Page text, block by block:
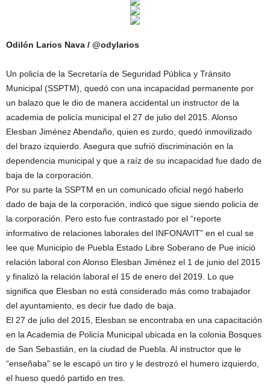
Odilón Larios Nava / @odylarios
Un policía de la Secretaría de Seguridad Pública y Tránsito
Municipal (SSPTM), quedó con una incapacidad permanente por
un balazo que le dio de manera accidental un instructor de la
academia de policía municipal el 27 de julio del 2015. Alonso
Elesban Jiménez Abendaño, quien es zurdo, quedó inmovilizado
del brazo izquierdo. Asegura que sufrió discriminación en la
dependencia municipal y que a raíz de su incapacidad fue dado de
baja de la corporación.
Por su parte la SSPTM en un comunicado oficial negó haberlo
dado de baja de la corporación, indicó que sigue siendo policía de
la corporación. Pero esto fue contrastado por el “reporte
informativo de relaciones laborales del INFONAVIT” en el cual se
lee que Municipio de Puebla Estado Libre Soberano de Pue inició
relación laboral con Alonso Elesban Jiménez el 1 de junio del 2015
y finalizó la relación laboral el 15 de enero del 2019. Lo que
significa que Elesban no está considerado más como trabajador
del ayuntamiento, es decir fue dado de baja.
El 27 de julio del 2015, Elesban se encontraba en una capacitación
en la Academia de Policía Municipal ubicada en la colonia Bosques
de San Sebastián, en la ciudad de Puebla. Al instructor que le
“enseñaba” se le escapó un tiro y le destrozó el humero izquierdo,
el hueso quedó partido en tres.